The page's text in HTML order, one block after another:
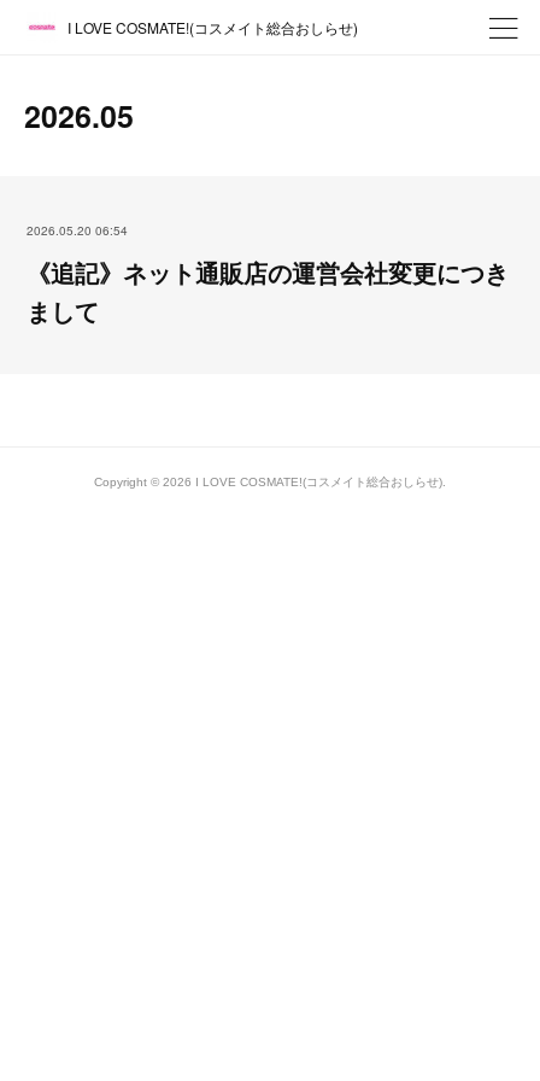
I LOVE COSMATE!(コスメイト総合おしらせ)
2026.05
2026.05.20 06:54
《追記》ネット通販店の運営会社変更につき
まして
Copyright © 2026 I LOVE COSMATE!(コスメイト総合おしらせ)